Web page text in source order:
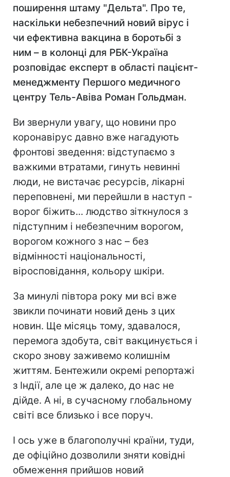
поширення штаму "Дельта". Про те,
наскільки небезпечний новий вірус і
чи ефективна вакцина в боротьбі з
ним – в колонці для РБК-Україна
розповідає експерт в області пацієнт-
менеджменту Першого медичного
центру Тель-Авіва Роман Гольдман.
Ви звернули увагу, що новини про
коронавірус давно вже нагадують
фронтові зведення: відступаємо з
важкими втратами, гинуть невинні
люди, не вистачає ресурсів, лікарні
переповнені, ми перейшли в наступ -
ворог біжить... людство зіткнулося з
підступним і небезпечним ворогом,
ворогом кожного з нас – без
відмінності національності,
віросповідання, кольору шкіри.
За минулі півтора року ми всі вже
звикли починати новий день з цих
новин. Ще місяць тому, здавалося,
перемога здобута, світ вакцинується і
скоро знову заживемо колишнім
життям. Бентежили окремі репортажі
з Індії, але це ж далеко, до нас не
дійде. А ні, в сучасному глобальному
світі все близько і все поруч.
І ось уже в благополучні країни, туди,
де офіційно дозволили зняти ковідні
обмеження прийшов новий